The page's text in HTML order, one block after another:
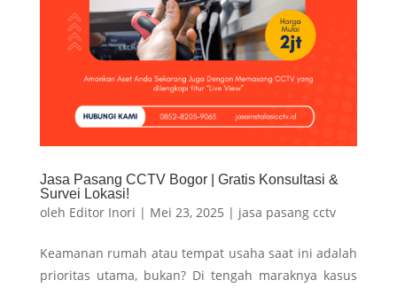
Jasa Pasang CCTV Bogor | Gratis Konsultasi &
Survei Lokasi!
oleh Editor Inori | Mei 23, 2025 | jasa pasang cctv
Keamanan rumah atau tempat usaha saat ini adalah
prioritas utama, bukan? Di tengah maraknya kasus